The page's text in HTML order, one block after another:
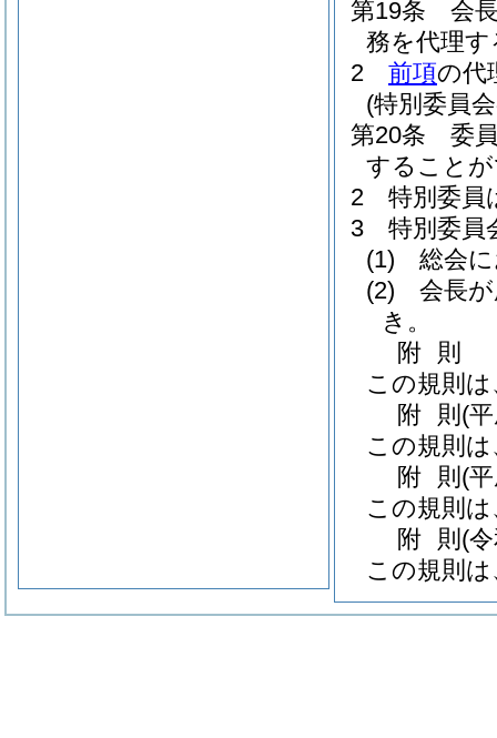
第19条
会
務を代理す
2
前項の代
(特別委員
第20条
委
すること
2
特別委員
3
特別委員
(1)
総会
(2)
会長
き。
附 則
この規則
附 則 (
この規則
附 則 (
この規則
附 則 (
この規則